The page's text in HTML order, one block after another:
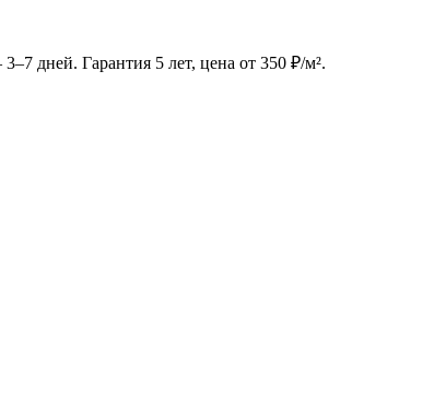
дней. Гарантия 5 лет, цена от 350 ₽/м².